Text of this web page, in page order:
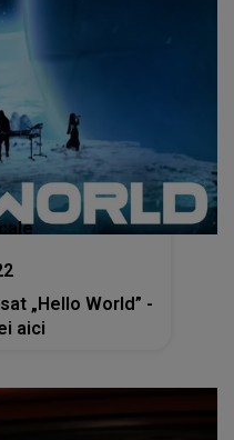
„Hello World” -
aici